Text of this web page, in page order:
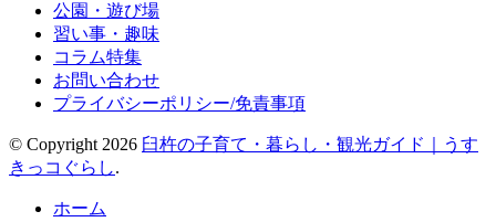
公園・遊び場
習い事・趣味
コラム特集
お問い合わせ
プライバシーポリシー/免責事項
© Copyright 2026 臼杵の子育て・暮らし・観光ガイド｜うす
きっコぐらし.
ホーム